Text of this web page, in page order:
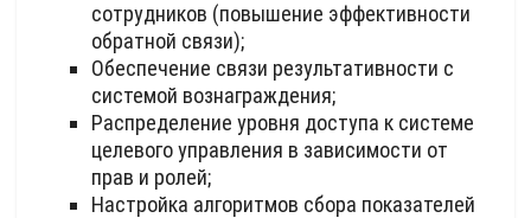
сотрудников (повышение эффективности
обратной связи);
Обеспечение связи результативности с
системой вознаграждения;
Распределение уровня доступа к системе
целевого управления в зависимости от
прав и ролей;
Настройка алгоритмов сбора показателей